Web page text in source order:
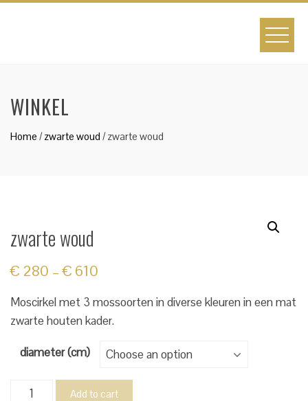
WINKEL
Home /zwarte woud / zwarte woud
zwarte woud
€ 280 –€ 610
Moscirkel met 3 mossoorten in diverse kleuren in een mat
zwarte houten kader.
diameter (cm)
zwarte
Add to cart